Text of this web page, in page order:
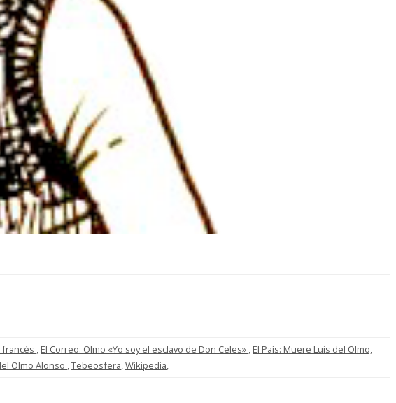
francés El Correo: Olmo «Yo soy el esclavo de Don Celes» El País: Muere Luis del Olmo,
Olmo Alonso Tebeosfera Wikipedia